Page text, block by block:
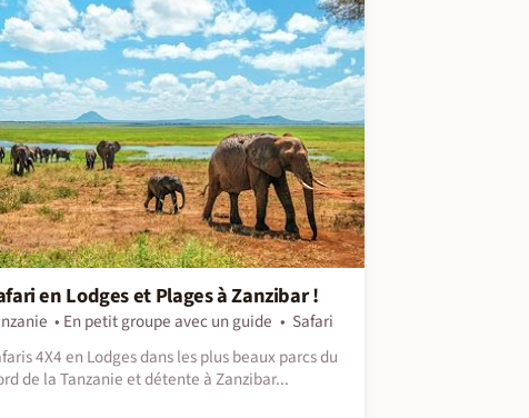
en Lodges et Plages à Zanzibar !
En petit groupe avec un guide
Safari
4X4 en Lodges dans les plus beaux parcs du
de la Tanzanie et détente à Zanzibar...